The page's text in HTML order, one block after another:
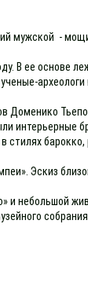
мужской -
В ее основе
Доменико
интерьерные
барокко,
Эскиз
и небольшой